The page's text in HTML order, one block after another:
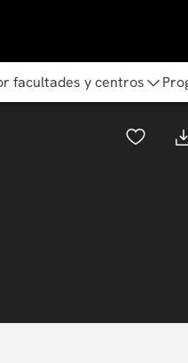
facultades y centros